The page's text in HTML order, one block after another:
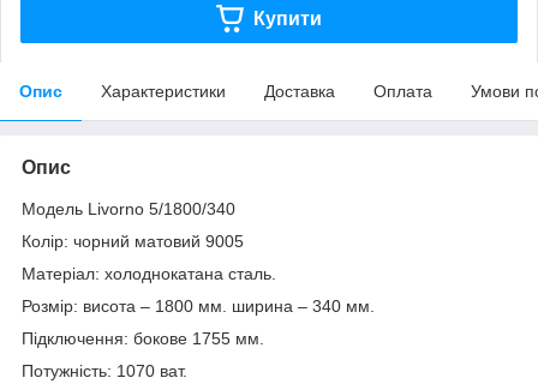
Купити
Опис Характеристики Доставка Оплата Умови
Опис
Модель Livorno 5/1800/340
Колір: чорний матовий 9005
Матеріал: холоднокатана сталь.
Розмір: висота – 1800 мм. ширина – 340 мм.
Підключення: бокове 1755 мм.
Потужність: 1070 ват.